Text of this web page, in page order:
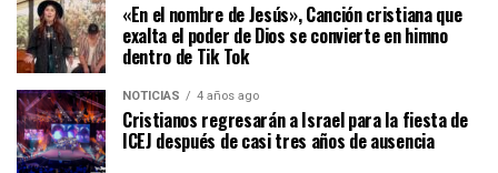
«En el nombre de Jesús», Canción cristiana que
exalta el poder de Dios se convierte en himno
dentro de Tik Tok
NOTICIAS 4 años ago
Cristianos regresarán a Israel para la fiesta de
ICEJ después de casi tres años de ausencia